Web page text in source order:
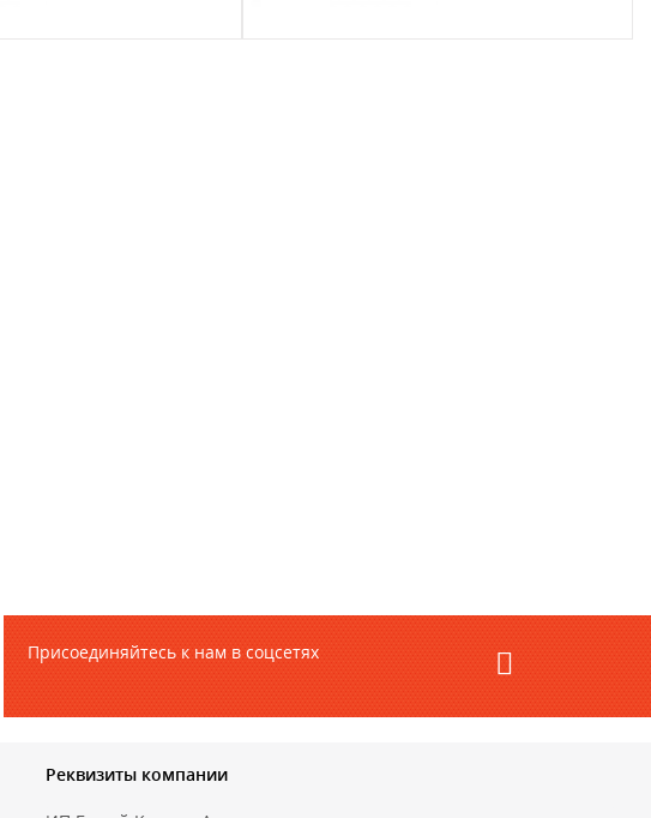
Присоединяйтесь к нам в соцсетях
Реквизиты компании